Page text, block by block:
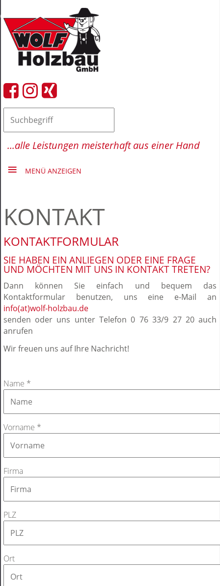
close Submenü
HOME
FIRMA
REFERENZEN
AKTUELLES
...alle Leistungen meisterhaft aus einer Hand
MENÜ ANZEIGEN
KONTAKT
KONTAKTFORMULAR
SIE HABEN EIN ANLIEGEN ODER EINE FRAGE
UND MÖCHTEN MIT UNS IN KONTAKT TRETEN?
Dann können Sie einfach und bequem das
Kontaktformular benutzen, uns eine e-Mail an
info(at)wolf-holzbau.de
senden oder uns unter Telefon 0 76 33/9 27 20 auch
anrufen
Wir freuen uns auf Ihre Nachricht!
Name *
Vorname *
Firma
PLZ
Ort